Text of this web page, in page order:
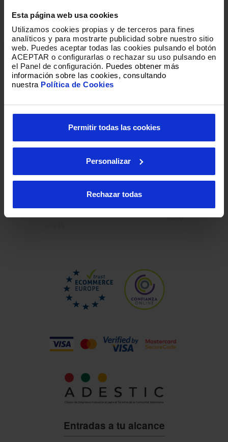
Esta página web usa cookies
Utilizamos cookies propias y de terceros para fines
analíticos y para mostrarte publicidad sobre nuestro sitio
web. Puedes aceptar todas las cookies pulsando el botón
ACEPTAR o configurarlas o rechazar su uso pulsando en
el Panel de configuración. Puedes obtener más
información sobre las cookies, consultando
nuestra Política de Cookies
Permitir todas las cookies
Personalizar
Rechazar todas
Loading
Entradas a tu alcance